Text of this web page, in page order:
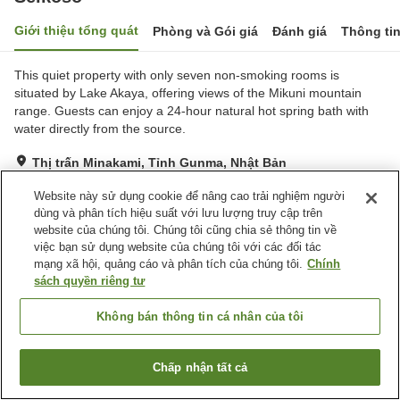
Giới thiệu tổng quát Phòng và Gói giá Đánh giá Thông
This quiet property with only seven non-smoking rooms is
situated by Lake Akaya, offering views of the Mikuni mountain
range. Guests can enjoy a 24-hour natural hot spring bath with
water directly from the source.
Thị trấn Minakami, Tỉnh Gunma, Nhật Bản
Tuyệt vời Đánh giá:80lượt
Tiện nghi chỗ nghỉ
Bãi đỗ xe
Trang chủ Nhật Bản Tỉnh Gunma
Thị trấn Minakami
Tìm phòng trống
Website này sử dụng cookie để nâng cao trải nghiệm người
dùng và phân tích hiệu suất với lưu lượng truy cập trên
website của chúng tôi. Chúng tôi cũng chia sẻ thông tin về
việc bạn sử dụng website của chúng tôi với các đối tác
mạng xã hội, quảng cáo và phân tích của chúng tôi. Chính
sách quyền riêng tư
Không bán thông tin cá nhân của tôi
Chấp nhận tất cả